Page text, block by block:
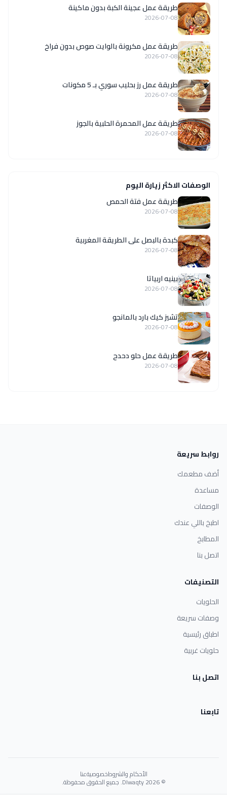
طريقة عمل عجينة الكبة بدون ماكينة
2026-07-08
طريقة عمل مكرونة بالوايت صوص بدون فراخ
2026-07-08
طريقة عمل رز بحليب سوري بـ 5 مكونات
2026-07-08
طريقة عمل المحمرة الحلبية بالجوز
2026-07-08
الوصفات الاكثر زيارة اليوم
طريقة عمل فتة الحمص
2026-07-08
كبدة بالبصل على الطريقة المغربية
2026-07-08
بينيه اربياتا
2026-07-08
تشيز كيك بارد بالمانجو
2026-07-08
طريقة عمل حلو دحدح
2026-07-08
روابط سريعة
أضف مطعمك
مساعدة
الوصفات
اطبخ باللي عندك
المطابخ
اتصل بنا
التصنيفات
الحلويات
وصفات سريعة
اطباق رئيسية
حلويات غربية
اتصل بنا
تابعنا
الأحكام والشروطخصوصيةعنا
© 2026 Dlwaqty. جميع الحقوق محفوظة.